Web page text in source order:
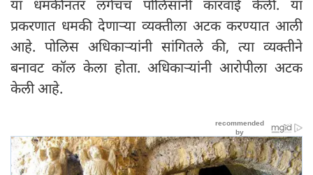
या धमकीनंतर लगेचच पोलिसांनी कारवाई केली. या
प्रकरणात धमकी देणाऱ्या व्यक्तीला अटक करण्यात आली
आहे. पोलिस अधिकाऱ्यांनी सांगितले की, त्या व्यक्तीने
बनावट कॉल केला होता. अधिकाऱ्यांनी आरोपीला अटक
केली आहे.